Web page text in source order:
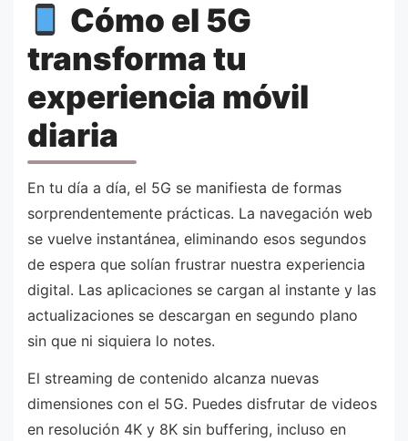
Cómo el 5G
transforma tu
experiencia móvil
diaria
En tu día a día, el 5G se manifiesta de formas
sorprendentemente prácticas. La navegación web
se vuelve instantánea, eliminando esos segundos
de espera que solían frustrar nuestra experiencia
digital. Las aplicaciones se cargan al instante y las
actualizaciones se descargan en segundo plano
sin que ni siquiera lo notes.
El streaming de contenido alcanza nuevas
dimensiones con el 5G. Puedes disfrutar de videos
en resolución 4K y 8K sin buffering, incluso en